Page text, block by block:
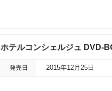
ホテルコンシェルジュ DVD-
発売日 2015年12月25日